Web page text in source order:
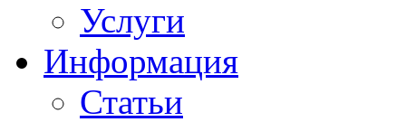
Услуги
Информация
Статьи